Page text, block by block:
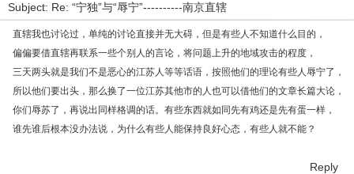
Subject: Re: “宁独”与“辱宁”----------南京直辖
直辖我也讨论过，单纯的讨论直接并无大碍，但是有些人不知道什么目的，
偏偏要借直辖再联系一些个别人的言论，将问题上升的地域攻击的程度，
三天两头就是我们不是恶心的江苏人等等话语，按照他们的理论有些人辱宁了，
所以他们要出头，那么换了一位江苏其他市的人也可以借他们的文章长篇大论，
你们辱苏了，再说出同样格调的话。有些东西就如同先有鸡还是先有蛋一样，
谁先谁后根本没办法说，为什么有些人能保持良好心态，有些人就不能？
Reply